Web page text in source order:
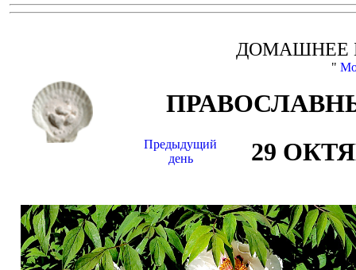
ДОМАШНЕЕ
"
Предыдущий
день
29